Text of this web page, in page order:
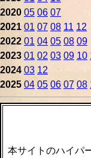
2020 05 06 07
2021 01 07 08 11 12
2022 01 04 05 08 09
2023 01 02 03 09 10
2024 03 12
2025 04 05 06 07 08
本サイトのハイパ